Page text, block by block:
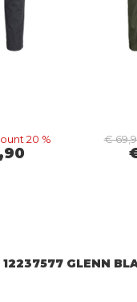
20 % €
GLENN